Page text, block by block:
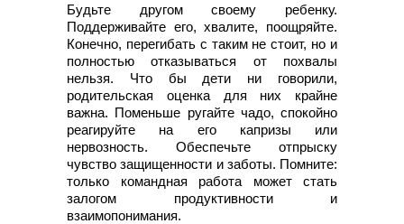
Будьте другом своему ребенку.
Поддерживайте его, хвалите, поощряйте.
Конечно, перегибать с таким не стоит, но и
полностью отказываться от похвалы
нельзя. Что бы дети ни говорили,
родительская оценка для них крайне
важна. Поменьше ругайте чадо, спокойно
реагируйте на его капризы или
нервозность. Обеспечьте отпрыску
чувство защищенности и заботы. Помните:
только командная работа может стать
залогом продуктивности и
взаимопонимания.